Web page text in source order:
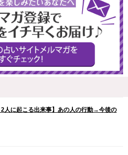
2人に起こる出来事】あの人の行動→今後の